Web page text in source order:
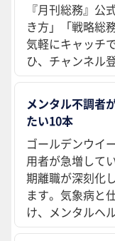
『月刊総務』
き方」「戦略総
気軽にキャッチ
ひ、チャンネル
メンタル不調者
たい10本
ゴールデンウイ
用者が急増して
期離職が深刻化
ます。気象病と
け、メンタルヘ